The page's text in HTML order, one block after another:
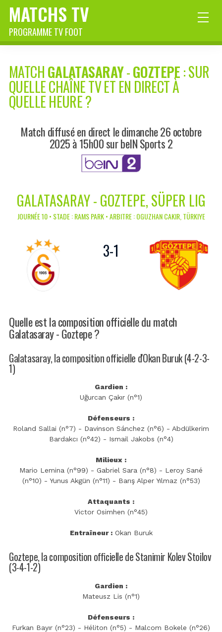
MATCHS TV
PROGRAMME TV FOOT
MATCHGALATASARAY-GOZTEPE: SUR
QUELLE CHAÎNE TV ET EN DIRECT À
QUELLE HEURE ?
Match diffusé en direct le dimanche 26 octobre
2025 à 15h00 sur beIN Sports 2
GALATASARAY - GOZTEPE, SÜPER LIG
JOURNÉE 10 • STADE : RAMS PARK • ARBITRE : OGUZHAN CAKIR, TÜRKIYE
3-1
Quelle est la composition officielle du match
Galatasaray - Goztepe ?
Galatasaray, la composition officielle d'Okan Buruk (4-2-3-
1)
Gardien :
Uğurcan Çakır (n°1)
Défenseurs :
Roland Sallai (n°7) - Davinson Sánchez (n°6) - Abdülkerim
Bardakcı (n°42) - Ismail Jakobs (n°4)
Milieux :
Mario Lemina (n°99) - Gabriel Sara (n°8) - Leroy Sané
(n°10) - Yunus Akgün (n°11) - Barış Alper Yılmaz (n°53)
Attaquants :
Victor Osimhen (n°45)
Entraîneur :Okan Buruk
Goztepe, la composition officielle de Stanimir Kolev Stoilov
(3-4-1-2)
Gardien :
Mateusz Lis (n°1)
Défenseurs :
Furkan Bayır (n°23) - Héliton (n°5) - Malcom Bokele (n°26)